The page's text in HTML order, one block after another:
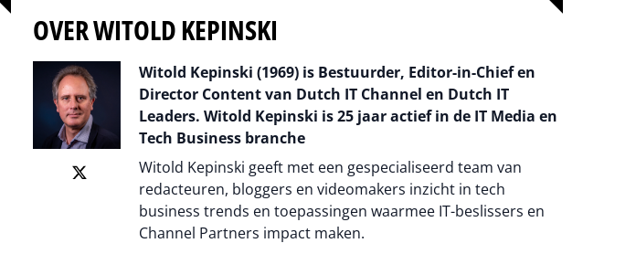
OVER WITOLD KEPINSKI
Witold Kepinski (1969) is Bestuurder, Editor-in-Chief en
Director Content van Dutch IT Channel en Dutch IT
Leaders. Witold Kepinski is 25 jaar actief in de IT Media en
Tech Business branche
Witold Kepinski geeft met een gespecialiseerd team van
redacteuren, bloggers en videomakers inzicht in tech
business trends en toepassingen waarmee IT-beslissers en
Channel Partners impact maken.